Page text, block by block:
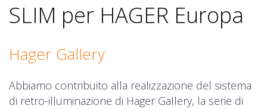
SLIM per HAGER Europa
Hager Gallery
Abbiamo contribuito alla realizzazione del sistema
di retro-illuminazione di Hager Gallery, la serie di